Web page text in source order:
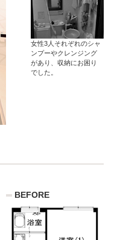
女性3人それぞれのシャ
ンプーやクレンジング
があり、収納にお困り
でした。
BEFORE